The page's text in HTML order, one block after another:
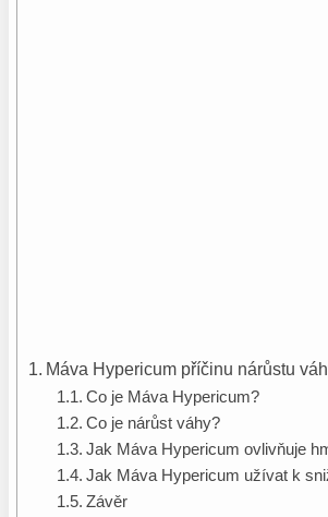
Máva Hypericum příčinu nárůstu
Co je Máva Hypericum?
Co je nárůst váhy?
Jak Máva Hypericum ovlivňuje
Jak Máva Hypericum užívat k
Závěr